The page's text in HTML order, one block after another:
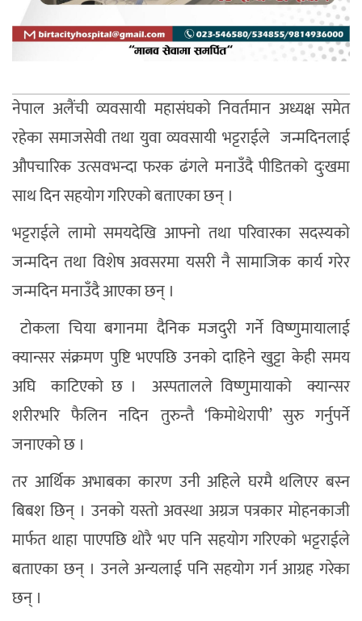
नेपाल अलैंची व्यवसायी महासंघकाे निवर्तमान अध्यक्ष समेत
रहेका समाजसेवी तथा युवा व्यवसायी भट्टराईले जन्मदिनलाई
औपचारिक उत्सवभन्दा फरक ढंगले मनाउँदै पीडितको दुःखमा
साथ दिन सहयोग गरिएको बताएका छन् ।
भट्टराईले लामाे समयदेखि आफ्नाे तथा परिवारका सदस्यकाे
जन्मदिन तथा विशेष अवसरमा यसरी नै सामाजिक कार्य गरेर
जन्मदिन मनाउँदै आएका छन् ।
टाेकला चिया बगानमा दैनिक मजदुरी गर्ने विष्णुमायालाई
क्यान्सर संक्रमण पुष्टि भएपछि उनकाे दाहिने खुट्टा केही समय
अघि काटिएकाे छ । अस्पतालले विष्णुमायाको क्यान्सर
शरीरभरि फैलिन नदिन तुरुन्तै ‘किमोथेरापी’ सुरु गर्नुपर्ने
जनाएको छ ।
तर आर्थिक अभाबका कारण उनी अहिले घरमै थलिएर बस्न
बिबश छिन् । उनकाे यस्ताे अवस्था अग्रज पत्रकार माेहनकाजी
मार्फत थाहा पाएपछि थाेरै भए पनि सहयाेग गरिएकाे भट्टराईले
बताएका छन् । उनले अन्यलाई पनि सहयाेग गर्न आग्रह गरेका
छन् ।